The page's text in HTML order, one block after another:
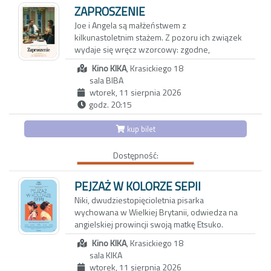
trzynastoletniej córki Vittorii - inteligentnej,
dociekliwej i ekscentrycznej nastolatki.
Okazuje się, że także oni przeżywają poważny
kryzys, który najbardziej odbija się na
dziewczynce. Vittoria, która nie może dogadać
się z rodzicami, znajduje oparcie w Carlu,
nawiązując z nim bliską więź. To dopiero
początek nadchodzących problemów…
ZAPROSZENIE
Joe i Angela są małżeństwem z
kilkunastoletnim stażem. Z pozoru ich związek
wydaje się wręcz wzorcowy: zgodne,
spokojne życie w porządnej dzielnicy, udane
dziecko, niezły status materialny. Jednak pod
powierzchnią kryją się wzajemne pretensje,
drobne konflikty, a przede wszystkim nuda i
rutyna. Gdy pewnego wieczoru Joe i Angela
zapraszają na kolację parę tajemniczych
sąsiadów, swobodna i przyjacielska rozmowa
grę. To, co dotąd skrywane, wychodzi na jaw, a
niewypowiedziane pragnienia ducha i ciała
zaczynają nabierać niebezpiecznie realnych
kształtów. Czy obie pary pójdą dziś spać we
własnych łóżkach?
Kino KIKA, Krasickiego 18
sala BIBA
wtorek, 11 sierpnia 2026
godz. 20:15
kup bilet
Dostępność:
PEJZAŻ W KOLORZE SEPII
Niki, dwudziestopięcioletnia pisarka
wychowana w Wielkiej Brytanii, odwiedza na
angielskiej prowincji swoją matkę Etsuko.
Pretekstem jest sprzedaż rodzinnego domu,
ale za pozornie zwyczajnym spotkaniem kryje
się potrzeba zadania pytań, które przez lata
Kino KIKA, Krasickiego 18
sala KIKA
wtorek, 11 sierpnia 2026